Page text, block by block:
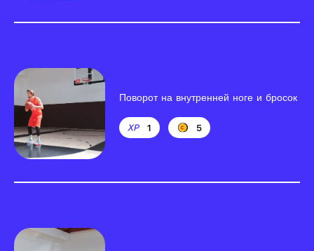
Поворот на внутренней ноге и бросок
1 5